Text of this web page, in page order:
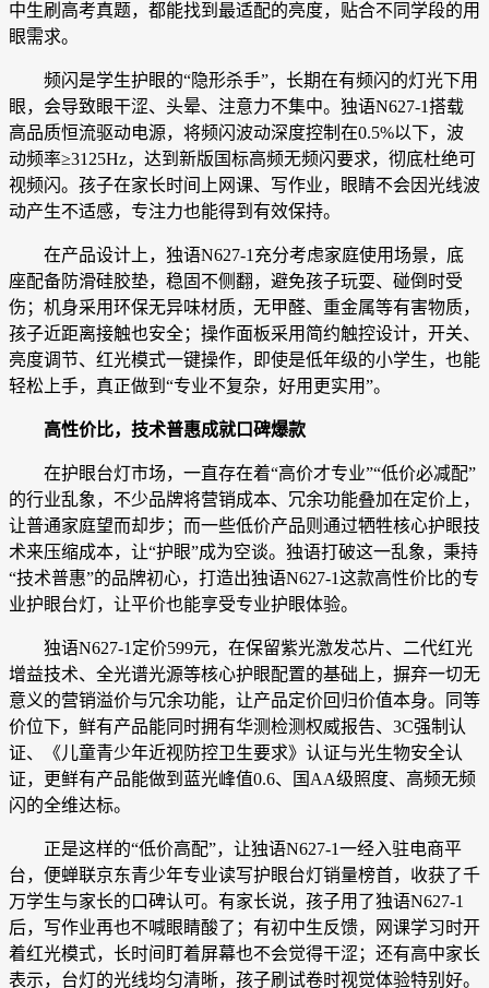
中生刷高考真题，都能找到最适配的亮度，贴合不同学段的用
眼需求。
频闪是学生护眼的“隐形杀手”，长期在有频闪的灯光下用
眼，会导致眼干涩、头晕、注意力不集中。独语N627-1搭载
高品质恒流驱动电源，将频闪波动深度控制在0.5%以下，波
动频率≥3125Hz，达到新版国标高频无频闪要求，彻底杜绝可
视频闪。孩子在家长时间上网课、写作业，眼睛不会因光线波
动产生不适感，专注力也能得到有效保持。
在产品设计上，独语N627-1充分考虑家庭使用场景，底
座配备防滑硅胶垫，稳固不侧翻，避免孩子玩耍、碰倒时受
伤；机身采用环保无异味材质，无甲醛、重金属等有害物质，
孩子近距离接触也安全；操作面板采用简约触控设计，开关、
亮度调节、红光模式一键操作，即使是低年级的小学生，也能
轻松上手，真正做到“专业不复杂，好用更实用”。
高性价比，技术普惠成就口碑爆款
在护眼台灯市场，一直存在着“高价才专业”“低价必减配”
的行业乱象，不少品牌将营销成本、冗余功能叠加在定价上，
让普通家庭望而却步；而一些低价产品则通过牺牲核心护眼技
术来压缩成本，让“护眼”成为空谈。独语打破这一乱象，秉持
“技术普惠”的品牌初心，打造出独语N627-1这款高性价比的专
业护眼台灯，让平价也能享受专业护眼体验。
独语N627-1定价599元，在保留紫光激发芯片、二代红光
增益技术、全光谱光源等核心护眼配置的基础上，摒弃一切无
意义的营销溢价与冗余功能，让产品定价回归价值本身。同等
价位下，鲜有产品能同时拥有华测检测权威报告、3C强制认
证、《儿童青少年近视防控卫生要求》认证与光生物安全认
证，更鲜有产品能做到蓝光峰值0.6、国AA级照度、高频无频
闪的全维达标。
正是这样的“低价高配”，让独语N627-1一经入驻电商平
台，便蝉联京东青少年专业读写护眼台灯销量榜首，收获了千
万学生与家长的口碑认可。有家长说，孩子用了独语N627-1
后，写作业再也不喊眼睛酸了；有初中生反馈，网课学习时开
着红光模式，长时间盯着屏幕也不会觉得干涩；还有高中家长
表示，台灯的光线均匀清晰，孩子刷试卷时视觉体验特别好。